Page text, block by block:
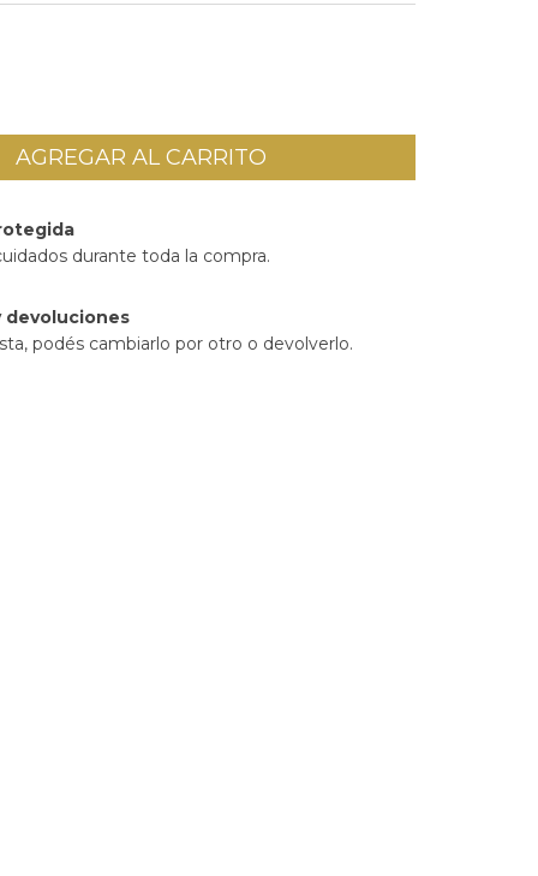
durante toda la compra.
devoluciones
podés cambiarlo por otro o devolverlo.